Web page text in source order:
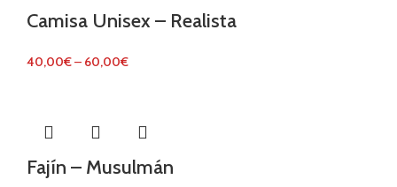
Camisa Unisex – Realista
40,00€– 60,00€
Fajín – Musulmán